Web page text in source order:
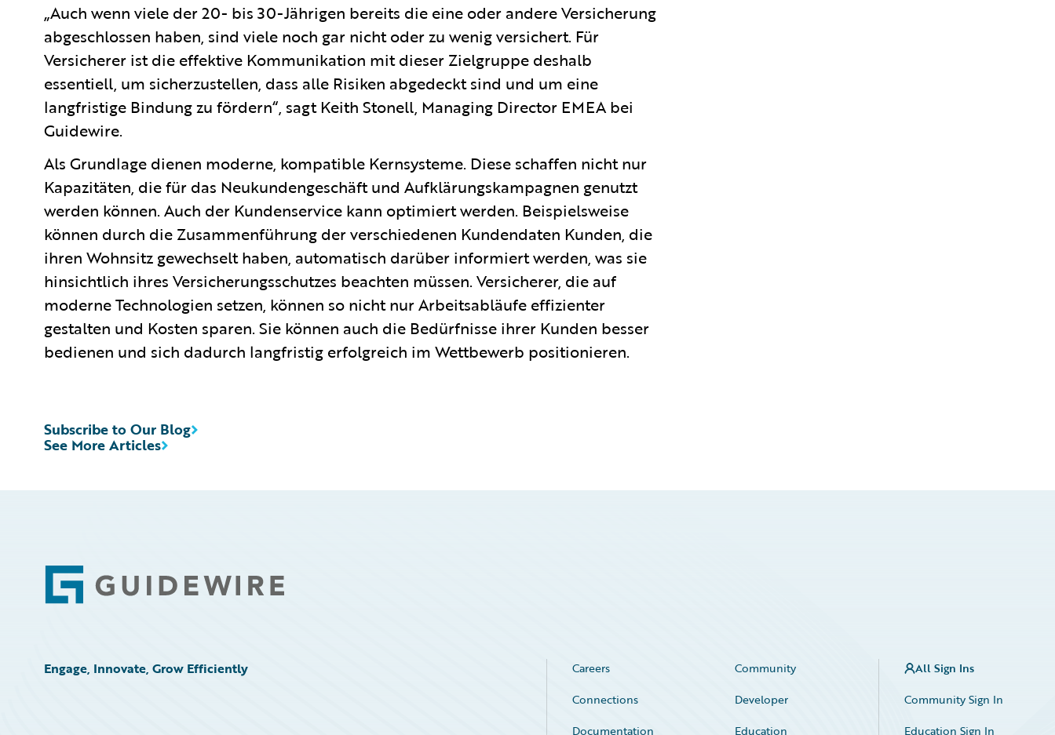
„Auch wenn viele der 20- bis 30-Jährigen bereits die eine oder andere Versicherung
abgeschlossen haben, sind viele noch gar nicht oder zu wenig versichert. Für
Versicherer ist die effektive Kommunikation mit dieser Zielgruppe deshalb
essentiell, um sicherzustellen, dass alle Risiken abgedeckt sind und um eine
langfristige Bindung zu fördern“, sagt Keith Stonell, Managing Director EMEA bei
Guidewire.
Als Grundlage dienen moderne, kompatible Kernsysteme. Diese schaffen nicht nur
Kapazitäten, die für das Neukundengeschäft und Aufklärungskampagnen genutzt
werden können. Auch der Kundenservice kann optimiert werden. Beispielsweise
können durch die Zusammenführung der verschiedenen Kundendaten Kunden, die
ihren Wohnsitz gewechselt haben, automatisch darüber informiert werden, was sie
hinsichtlich ihres Versicherungsschutzes beachten müssen. Versicherer, die auf
moderne Technologien setzen, können so nicht nur Arbeitsabläufe effizienter
gestalten und Kosten sparen. Sie können auch die Bedürfnisse ihrer Kunden besser
bedienen und sich dadurch langfristig erfolgreich im Wettbewerb positionieren.
See More Articles
Subscribe to Our Blog
Footer
Engage, Innovate, Grow Efficiently Careers
Community
Connections
Developer
Documentation
Education
All Sign Ins
Community Sign In
Education Sign In